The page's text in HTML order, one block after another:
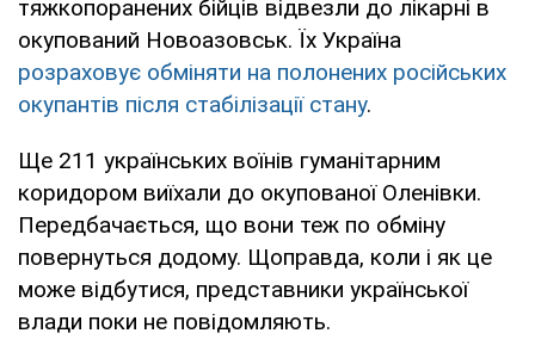
тяжкопоранених бійців відвезли до лікарні в
окупований Новоазовськ. Їх Україна
розраховує обміняти на полонених російських
окупантів після стабілізації стану.
Ще 211 українських воїнів гуманітарним
коридором виїхали до окупованої Оленівки.
Передбачається, що вони теж по обміну
повернуться додому. Щоправда, коли і як це
може відбутися, представники української
влади поки не повідомляють.